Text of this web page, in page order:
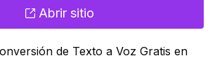
Abrir sitio
de Texto a Voz Gratis en